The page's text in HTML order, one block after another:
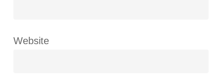
Website